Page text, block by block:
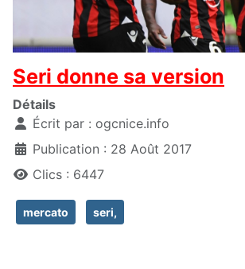
Seri donne sa version
Détails
Écrit par : ogcnice.info
Publication : 28 Août 2017
Clics : 6447
mercato seri,